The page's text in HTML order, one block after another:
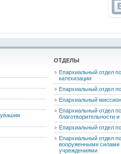
ОТДЕЛЫ
Епархиальный отдел
катехизации
Епархиальный отдел
Епархиальный
Епархиальный отдел
благотворительности
Епархиальный отдел
Епархиальный отдел
вооруженными силами
учреждениями